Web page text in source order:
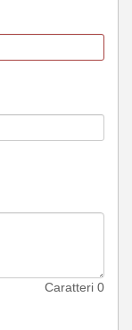
Caratteri 0